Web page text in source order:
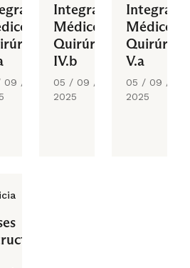
09 /
Integrado
Médico
Quirúrgico
IV.b
05 / 09 /
2025
Integrado
Médico
V.a
05 / 09 /
2025